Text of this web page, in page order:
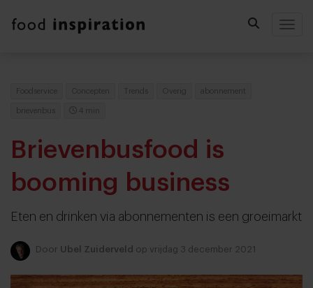
Foodservice Concepten Trends Overig abonnement
brievenbus 4 min
Brievenbusfood is
booming business
Eten en drinken via abonnementen is een groeimarkt
Door Ubel Zuiderveld op vrijdag 3 december 2021